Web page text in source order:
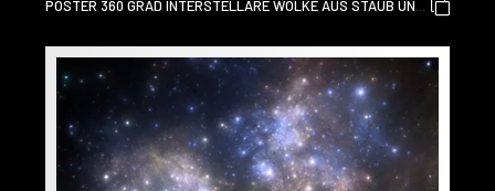
POSTER 360 GRAD INTERSTELLARE WOLKE AUS STAUB UND
GLÜHENDER NEBEL, GLEICHWINKLIGE PROJEKTION,
UMGEBUNGSKARTE. SPHÄRISCHES HDRI-PANORAMA